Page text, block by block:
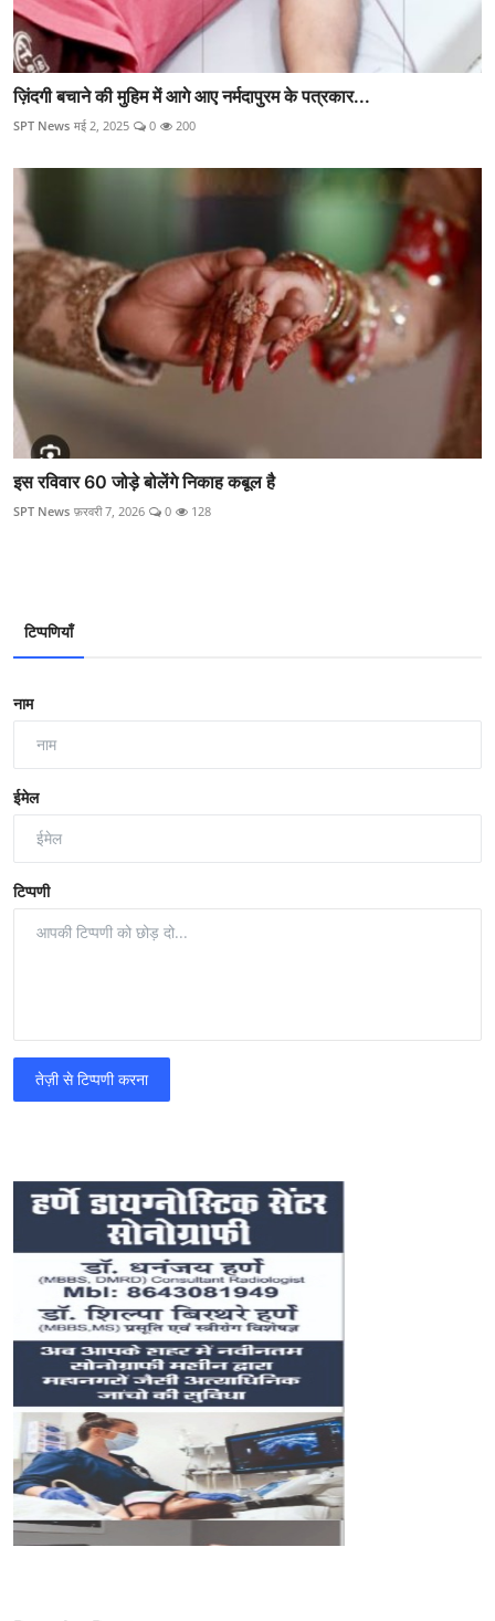
ज़िंदगी बचाने की मुहिम में आगे आए नर्मदापुरम के पत्रकार...
SPT News मई 2, 2025 0 200
इस रविवार 60 जोड़े बोलेंगे निकाह कबूल है
SPT News फ़रवरी 7, 2026 0 128
टिप्पणियाँ
नाम
ईमेल
टिप्पणी
तेज़ी से टिप्पणी करना